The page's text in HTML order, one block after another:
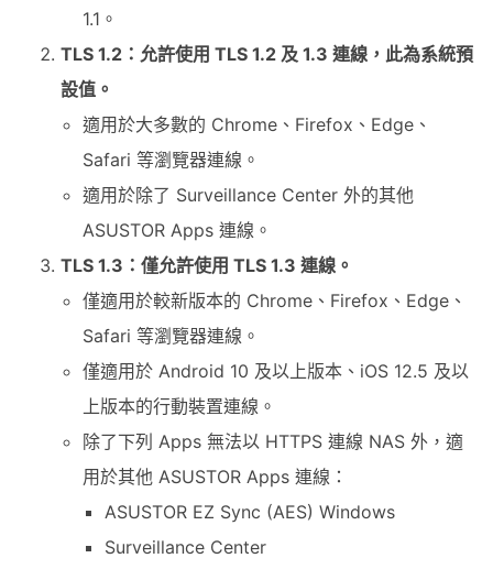
1.1。
TLS 1.2：允許使用 TLS 1.2 及 1.3 連線，此為系統預
設值。
適用於大多數的 Chrome、Firefox、Edge、
Safari 等瀏覽器連線。
適用於除了 Surveillance Center 外的其他
ASUSTOR Apps 連線。
TLS 1.3：僅允許使用 TLS 1.3 連線。
僅適用於較新版本的 Chrome、Firefox、Edge、
Safari 等瀏覽器連線。
僅適用於 Android 10 及以上版本、iOS 12.5 及以
上版本的行動裝置連線。
除了下列 Apps 無法以 HTTPS 連線 NAS 外，適
用於其他 ASUSTOR Apps 連線：
ASUSTOR EZ Sync (AES) Windows
Surveillance Center